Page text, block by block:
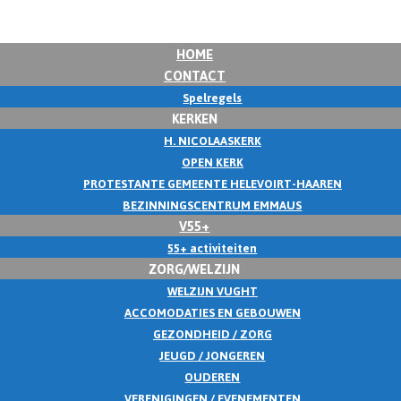
HOME
CONTACT
Spelregels
KERKEN
H. NICOLAASKERK
OPEN KERK
PROTESTANTE GEMEENTE HELEVOIRT-HAAREN
BEZINNINGSCENTRUM EMMAUS
V55+
55+ activiteiten
ZORG/WELZIJN
WELZIJN VUGHT
ACCOMODATIES EN GEBOUWEN
GEZONDHEID / ZORG
JEUGD / JONGEREN
OUDEREN